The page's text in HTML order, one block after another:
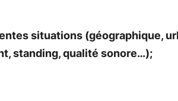
situations (géographique,
standing, qualité sonore…);